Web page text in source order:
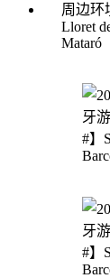
周边环
Lloret
Mataró